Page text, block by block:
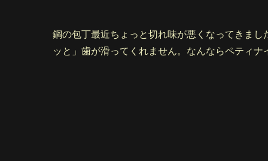
鋼の包丁最近ちょっと切れ味が悪くなってきま
ッと」歯が滑ってくれません。なんならペティ